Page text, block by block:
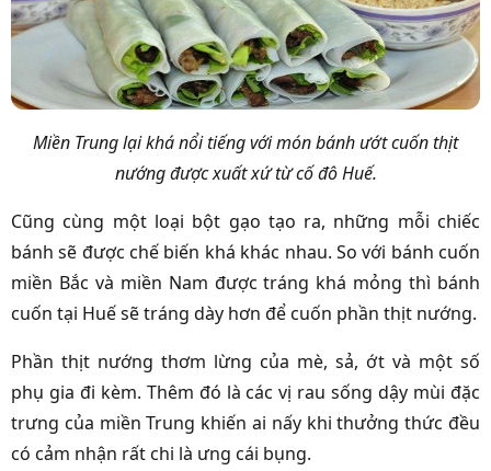
Miền Trung lại khá nổi tiếng với món bánh ướt cuốn thịt
nướng được xuất xứ từ cố đô Huế.
Cũng cùng một loại bột gạo tạo ra, những mỗi chiếc
bánh sẽ được chế biến khá khác nhau. So với bánh cuốn
miền Bắc và miền Nam được tráng khá mỏng thì bánh
cuốn tại Huế sẽ tráng dày hơn để cuốn phần thịt nướng.
Phần thịt nướng thơm lừng của mè, sả, ớt và một số
phụ gia đi kèm. Thêm đó là các vị rau sống dậy mùi đặc
trưng của miền Trung khiến ai nấy khi thưởng thức đều
có cảm nhận rất chi là ưng cái bụng.